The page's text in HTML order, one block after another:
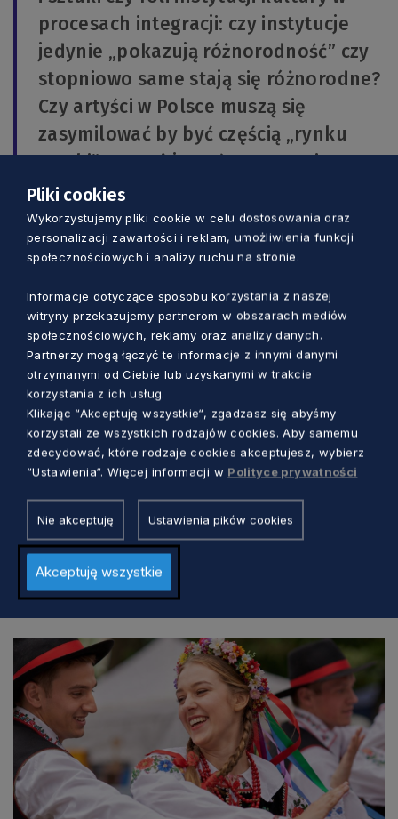
procesach integracji: czy instytucje
jedynie „pokazują różnorodność” czy
stopniowo same stają się różnorodne?
Czy artyści w Polsce muszą się
zasymilować by być częścią „rynku
sztuki”, czy też jesteśmy w stanie
budować społeczeństwo integracji – i
w jaki sposób? – wyjaśnia Marta
Siciarek.
Zobacz również
Pliki cookies
Wykorzystujemy pliki cookie w celu dostosowania oraz
personalizacji zawartości i reklam, umożliwienia funkcji
społecznościowych i analizy ruchu na stronie.
Informacje dotyczące sposobu korzystania z naszej
witryny przekazujemy partnerom w obszarach mediów
społecznościowych, reklamy oraz analizy danych.
Partnerzy mogą łączyć te informacje z innymi danymi
otrzymanymi od Ciebie lub uzyskanymi w trakcie
korzystania z ich usług.
Klikając “Akceptuję wszystkie“, zgadzasz się abyśmy
korzystali ze wszystkich rodzajów cookies. Aby samemu
zdecydować, które rodzaje cookies akceptujesz, wybierz
“Ustawienia“. Więcej informacji w Polityce prywatności
Nie akceptuję Ustawienia pików cookies
Akceptuję wszystkie